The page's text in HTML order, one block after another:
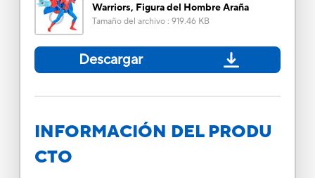
Warriors, Figura del Hombre Araña
Tamaño del archivo: 919.46 KB
Descargar
INFORMACIÓN DEL PRODU
CTO